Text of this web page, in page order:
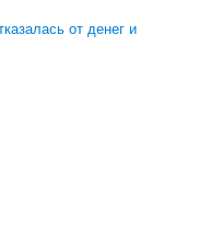
от денег и